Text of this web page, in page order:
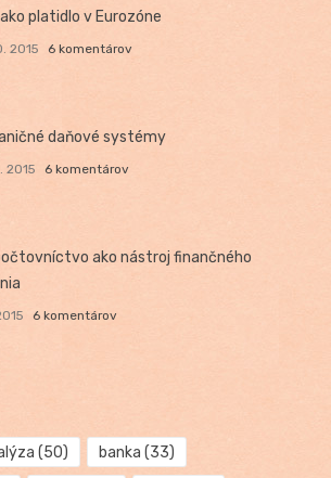
ako platidlo v Eurozóne
2015 6 komentárov
daňové systémy
2015 6 komentárov
ako nástroj finančného
6 komentárov
(50) banka (33)